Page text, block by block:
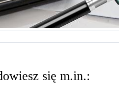
się m.in.: